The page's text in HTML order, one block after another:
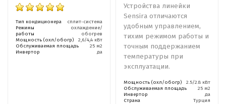
Тип кондиционера
сплит-система
Режимы
работы
охлаждение/
обогрев
Мощность (охл/обогр)
2,6/4,4 кВт
Обслуживаемая площадь
25 м2
Инвертор
да
Устройства линейки
Sensira отличаются
удобным управлением,
тихим режимом работы и
точным поддержанием
температуры при
эксплуатации.
Мощность (охл/обогр)
2.5/2.8 кВт
Обслуживаемая площадь
25 м2
Инвертор
да
Страна
Турция